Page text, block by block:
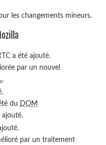
les changements mineurs.
a été ajouté.
par un nouvel
.
du DOM
ajouté.
par un traitement